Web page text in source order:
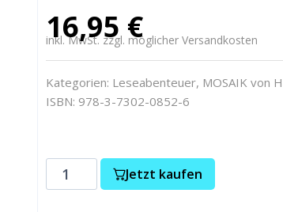
16,95€
inkl. MwSt. zzgl. möglicher Versandkosten
Kategorien: Leseabenteuer, MOSAIK von
ISBN: 978-3-7302-0852-6
Jetzt kaufen